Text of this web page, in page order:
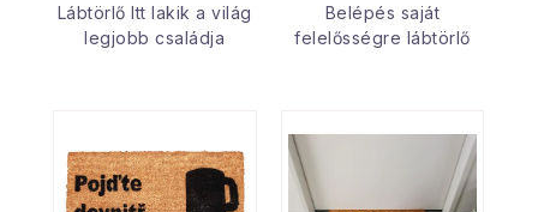
Lábtörlő Itt lakik a világ
legjobb családja
Belépés saját
felelősségre lábtörlő